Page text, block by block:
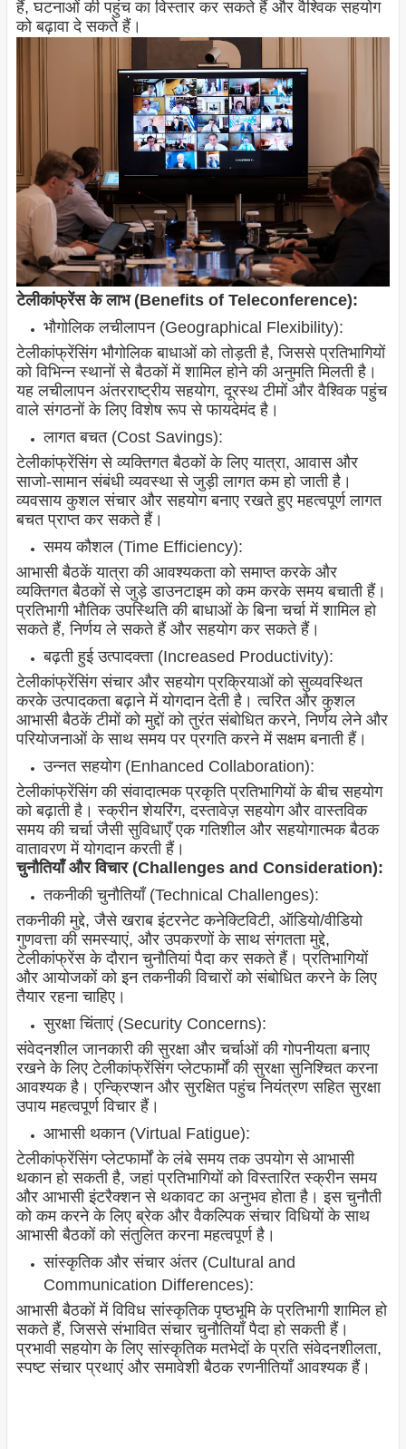
हैं, घटनाओं की पहुंच का विस्तार कर सकते हैं और वैश्विक सहयोग
को बढ़ावा दे सकते हैं।
टेलीकांफ्रेंस के लाभ (Benefits of Teleconference):
भौगोलिक लचीलापन (Geographical Flexibility):
टेलीकांफ्रेंसिंग भौगोलिक बाधाओं को तोड़ती है, जिससे प्रतिभागियों
को विभिन्न स्थानों से बैठकों में शामिल होने की अनुमति मिलती है।
यह लचीलापन अंतरराष्ट्रीय सहयोग, दूरस्थ टीमों और वैश्विक पहुंच
वाले संगठनों के लिए विशेष रूप से फायदेमंद है।
लागत बचत (Cost Savings):
टेलीकांफ्रेंसिंग से व्यक्तिगत बैठकों के लिए यात्रा, आवास और
साजो-सामान संबंधी व्यवस्था से जुड़ी लागत कम हो जाती है।
व्यवसाय कुशल संचार और सहयोग बनाए रखते हुए महत्वपूर्ण लागत
बचत प्राप्त कर सकते हैं।
समय कौशल (Time Efficiency):
आभासी बैठकें यात्रा की आवश्यकता को समाप्त करके और
व्यक्तिगत बैठकों से जुड़े डाउनटाइम को कम करके समय बचाती हैं।
प्रतिभागी भौतिक उपस्थिति की बाधाओं के बिना चर्चा में शामिल हो
सकते हैं, निर्णय ले सकते हैं और सहयोग कर सकते हैं।
बढ़ती हुई उत्पादक्ता (Increased Productivity):
टेलीकांफ्रेंसिंग संचार और सहयोग प्रक्रियाओं को सुव्यवस्थित
करके उत्पादकता बढ़ाने में योगदान देती है। त्वरित और कुशल
आभासी बैठकें टीमों को मुद्दों को तुरंत संबोधित करने, निर्णय लेने और
परियोजनाओं के साथ समय पर प्रगति करने में सक्षम बनाती हैं।
उन्नत सहयोग (Enhanced Collaboration):
टेलीकांफ्रेंसिंग की संवादात्मक प्रकृति प्रतिभागियों के बीच सहयोग
को बढ़ाती है। स्क्रीन शेयरिंग, दस्तावेज़ सहयोग और वास्तविक
समय की चर्चा जैसी सुविधाएँ एक गतिशील और सहयोगात्मक बैठक
वातावरण में योगदान करती हैं।
चुनौतियाँ और विचार (Challenges and Consideration):
तकनीकी चुनौतियाँ (Technical Challenges):
तकनीकी मुद्दे, जैसे खराब इंटरनेट कनेक्टिविटी, ऑडियो/वीडियो
गुणवत्ता की समस्याएं, और उपकरणों के साथ संगतता मुद्दे,
टेलीकांफ्रेंस के दौरान चुनौतियां पैदा कर सकते हैं। प्रतिभागियों
और आयोजकों को इन तकनीकी विचारों को संबोधित करने के लिए
तैयार रहना चाहिए।
सुरक्षा चिंताएं (Security Concerns):
संवेदनशील जानकारी की सुरक्षा और चर्चाओं की गोपनीयता बनाए
रखने के लिए टेलीकांफ्रेंसिंग प्लेटफार्मों की सुरक्षा सुनिश्चित करना
आवश्यक है। एन्क्रिप्शन और सुरक्षित पहुंच नियंत्रण सहित सुरक्षा
उपाय महत्वपूर्ण विचार हैं।
आभासी थकान (Virtual Fatigue):
टेलीकांफ्रेंसिंग प्लेटफार्मों के लंबे समय तक उपयोग से आभासी
थकान हो सकती है, जहां प्रतिभागियों को विस्तारित स्क्रीन समय
और आभासी इंटरैक्शन से थकावट का अनुभव होता है। इस चुनौती
को कम करने के लिए ब्रेक और वैकल्पिक संचार विधियों के साथ
आभासी बैठकों को संतुलित करना महत्वपूर्ण है।
सांस्कृतिक और संचार अंतर (Cultural and
Communication Differences):
आभासी बैठकों में विविध सांस्कृतिक पृष्ठभूमि के प्रतिभागी शामिल हो
सकते हैं, जिससे संभावित संचार चुनौतियाँ पैदा हो सकती हैं।
प्रभावी सहयोग के लिए सांस्कृतिक मतभेदों के प्रति संवेदनशीलता,
स्पष्ट संचार प्रथाएं और समावेशी बैठक रणनीतियाँ आवश्यक हैं।